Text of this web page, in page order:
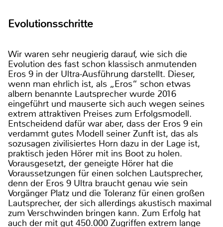
Evolutionsschritte
Wir waren sehr neugierig darauf, wie sich die
Evolution des fast schon klassisch anmutenden
Eros 9 in der Ultra-Ausführung darstellt. Dieser,
wenn man ehrlich ist, als „Eros“ schon etwas
albern benannte Lautsprecher wurde 2016
eingeführt und mauserte sich auch wegen seines
extrem attraktiven Preises zum Erfolgsmodell.
Entscheidend dafür war aber, dass der Eros 9 ein
verdammt gutes Modell seiner Zunft ist, das als
sozusagen zivilisiertes Horn dazu in der Lage ist,
praktisch jeden Hörer mit ins Boot zu holen.
Vorausgesetzt, der geneigte Hörer hat die
Voraussetzungen für einen solchen Lautsprecher,
denn der Eros 9 Ultra braucht genau wie sein
Vorgänger Platz und die Toleranz für einen großen
Lautsprecher, der sich allerdings akustisch maximal
zum Verschwinden bringen kann. Zum Erfolg hat
auch der mit gut 450.000 Zugriffen extrem lange